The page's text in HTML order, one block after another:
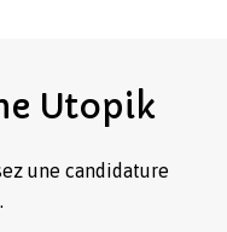
Utopik
une candidature